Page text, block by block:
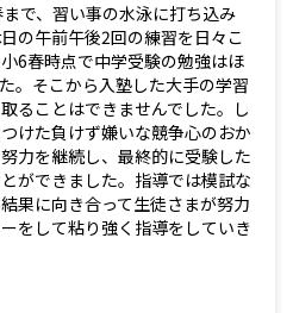
で、習い事の水泳に打ち込み
の午前午後2回の練習を日々こ
6春時点で中学受験の勉強はほ
。そこから入塾した大手の学習
ることはできませんでした。し
けた負けず嫌いな競争心のおか
力を継続し、最終的に受験した
ができました。指導では模試な
果に向き合って生徒さまが努力
をして粘り強く指導をしていき